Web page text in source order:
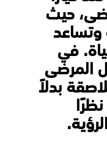
حيث
وتساعد
في
المرضى
بدلاً